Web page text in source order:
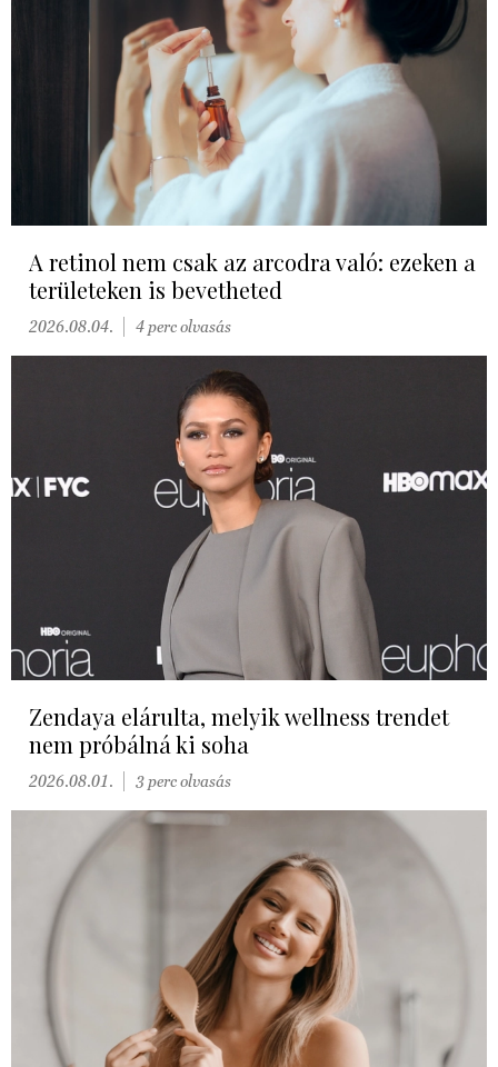
A retinol nem csak az arcodra való: ezeken a
területeken is bevetheted
2026.08.04. 4 perc olvasás
Zendaya elárulta, melyik wellness trendet
nem próbálná ki soha
2026.08.01. 3 perc olvasás